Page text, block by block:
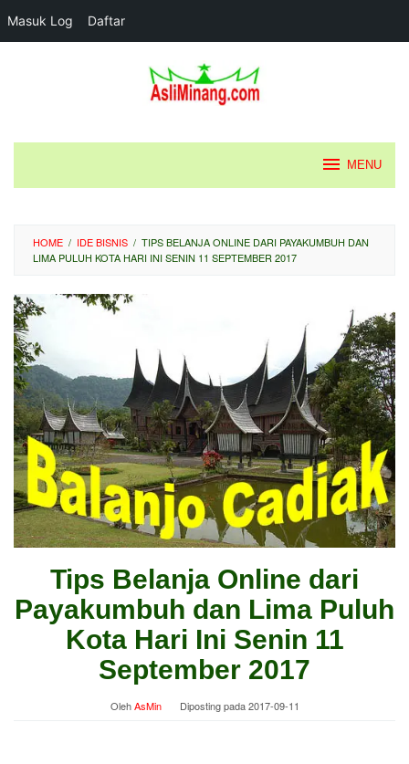
Masuk Log Daftar
MENU
HOME / IDE BISNIS / TIPS BELANJA ONLINE DARI PAYAKUMBUH DAN
LIMA PULUH KOTA HARI INI SENIN 11 SEPTEMBER 2017
Tips Belanja Online dari
Payakumbuh dan Lima Puluh
Kota Hari Ini Senin 11
September 2017
OlehAsMin Diposting pada2017-09-11